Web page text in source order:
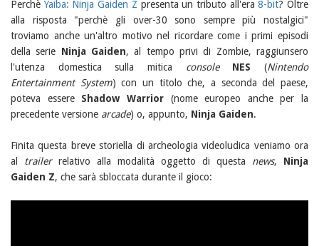
Perchè Yaiba: Ninja Gaiden Z presenta un tributo all'era8-bit? Oltre
alla risposta "perchè gli over-30 sono sempre più nostalgici"
troviamo anche un'altro motivo nel ricordare come i primi episodi
della serie Ninja Gaiden, al tempo privi di Zombie, raggiunsero
l'utenza domestica sulla mitica console NES (Nintendo
Entertainment System) con un titolo che, a seconda del paese,
poteva essere Shadow Warrior(nome europeo anche per la
precedente versione arcade) o, appunto, Ninja Gaiden.
Finita questa breve storiella di archeologia videoludica veniamo ora
al trailerrelativo alla modalità oggetto di questa news, Ninja
Gaiden Z, che sarà sbloccata durante il gioco: